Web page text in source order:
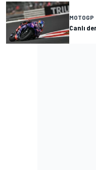
MOTOGP
Canlı